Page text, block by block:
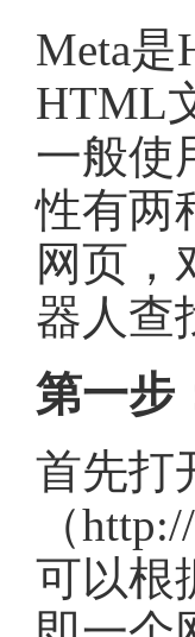
Meta
HTML
一般使
性有两
网页，
器人查
第一步
首先打
（
可以根